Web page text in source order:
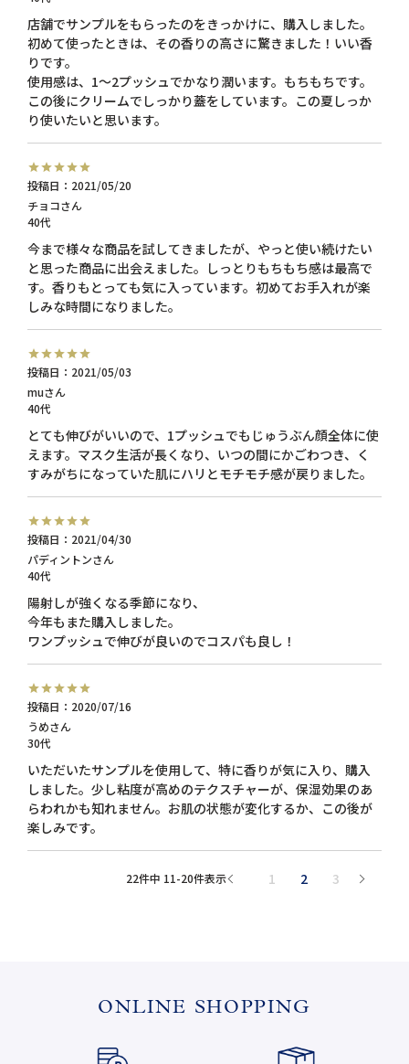
店舗でサンプルをもらったのをきっかけに、購入しました。
初めて使ったときは、その香りの高さに驚きました！いい香
りです。
使用感は、1～2プッシュでかなり潤います。もちもちです。
この後にクリームでしっかり蓋をしています。この夏しっか
り使いたいと思います。
チョコ
40代
投稿日 2021/05/20
今まで様々な商品を試してきましたが、やっと使い続けたい
と思った商品に出会えました。しっとりもちもち感は最高で
す。香りもとっても気に入っています。初めてお手入れが楽
しみな時間になりました。
mu
40代
投稿日 2021/05/03
とても伸びがいいので、1プッシュでもじゅうぶん顔全体に使
えます。マスク生活が長くなり、いつの間にかごわつき、く
すみがちになっていた肌にハリとモチモチ感が戻りました。
パディントン
40代
投稿日 2021/04/30
陽射しが強くなる季節になり、
今年もまた購入しました。
ワンプッシュで伸びが良いのでコスパも良し！
うめ
30代
投稿日 2020/07/16
いただいたサンプルを使用して、特に香りが気に入り、購入
しました。少し粘度が高めのテクスチャーが、保湿効果のあ
らわれかも知れません。お肌の状態が変化するか、この後が
楽しみです。
22件中 11-20件表示 1 2 3
ONLINE SHOPPING